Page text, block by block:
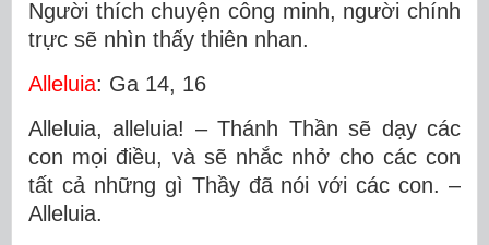
Người thích chuyện công minh, người chính
trực sẽ nhìn thấy thiên nhan.
Alleluia: Ga 14, 16
Alleluia, alleluia! – Thánh Thần sẽ dạy các
con mọi điều, và sẽ nhắc nhở cho các con
tất cả những gì Thầy đã nói với các con. –
Alleluia.